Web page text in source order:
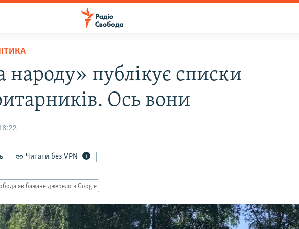
народу» публікує списки
Ось вони
Читати без VPN
як бажане джерело в Google